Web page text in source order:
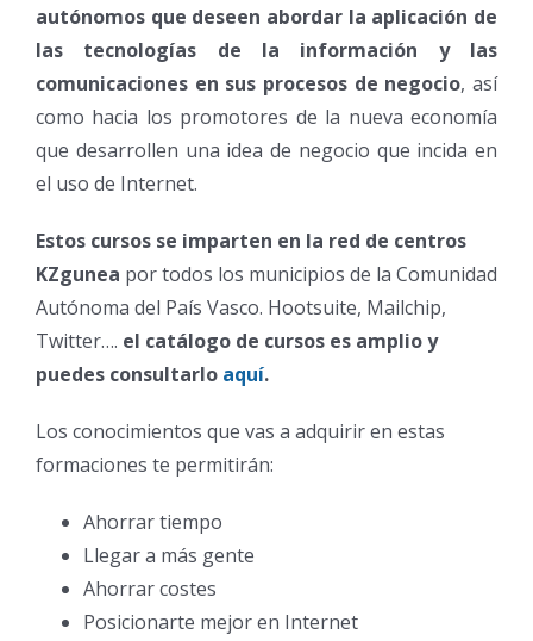
autónomos que deseen abordar la aplicación de
las tecnologías de la información y las
comunicaciones en sus procesos de negocio, así
como hacia los promotores de la nueva economía
que desarrollen una idea de negocio que incida en
el uso de Internet.
Estos cursos se imparten en la red de centros
KZgunea por todos los municipios de la Comunidad
Autónoma del País Vasco. Hootsuite, Mailchip,
Twitter…. el catálogo de cursos es amplio y
puedes consultarlo aquí.
Los conocimientos que vas a adquirir en estas
formaciones te permitirán:
Ahorrar tiempo
Llegar a más gente
Ahorrar costes
Posicionarte mejor en Internet